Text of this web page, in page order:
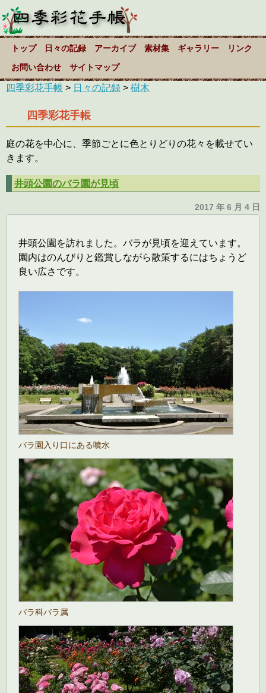
トップ 日々の記録 アーカイブ 素材集 ギャラリー リンク
お問い合わせ サイトマップ
四季彩花手帳 > 日々の記録 > 樹木
四季彩花手帳
庭の花を中心に、季節ごとに色とりどりの花々を載せてい
きます。
井頭公園のバラ園が見頃
2017 年 6 月 4 日
井頭公園を訪れました。バラが見頃を迎えています。
園内はのんびりと鑑賞しながら散策するにはちょうど
良い広さです。
バラ園入り口にある噴水
バラ科バラ属